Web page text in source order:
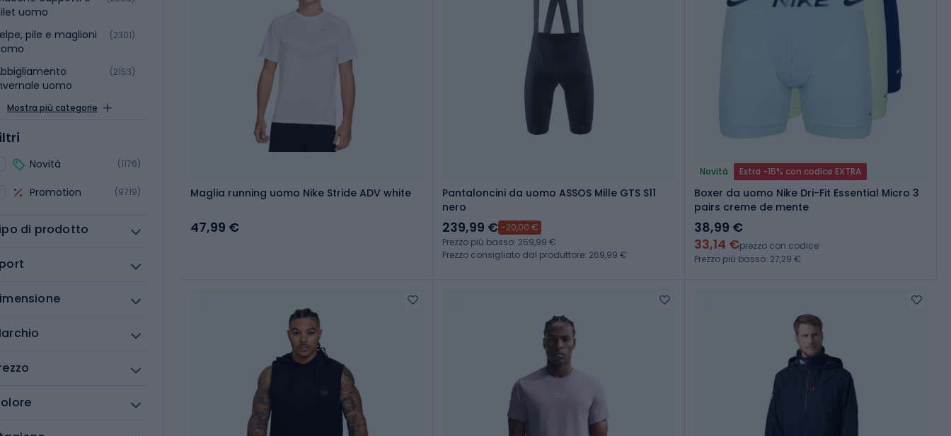
uomo
pile e maglioni
(2301)
uomo
(2153)
Mostra più categorie
Novità (1176)
Promotion (9719)
di prodotto
Maglia running uomo Nike Stride ADV white
47,99 €
Pantaloncini da uomo ASSOS Mille GTS S11
nero
239,99 € -20,00 €
Prezzo più basso: 259,99 €
Prezzo consigliato dal produttore: 269,99 €
Novità Extra -15% con codice EXTRA
Boxer da uomo Nike Dri-Fit Essential Micro 3
pairs creme de mente
38,99 €
33,14 €prezzo con codice
Prezzo più basso: 27,29 €